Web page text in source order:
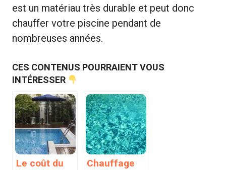
est un matériau très durable et peut donc
chauffer votre piscine pendant de
nombreuses années.
CES CONTENUS POURRAIENT VOUS
INTÉRESSER
Le coût du
Chauffage